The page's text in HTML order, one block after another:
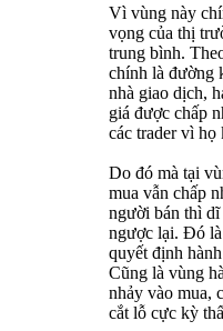
Vì vùng này
vọng của thị
trung bình.
chính là đường
nhà giao dịch,
giá được chấp
các trader vì
Do đó mà tại
mua vẫn chấp
người bán thì dĩ
ngược lại. Đó
quyết định
Cũng là vùng
nhảy vào mua,
cắt lỗ cực kỳ